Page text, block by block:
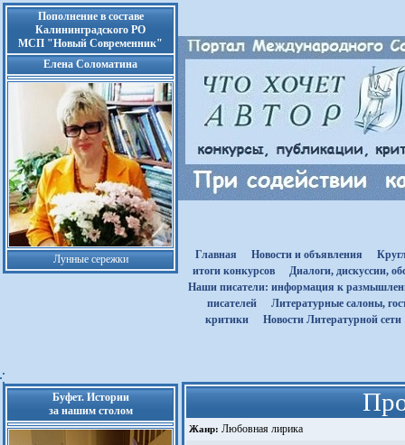
Пополнение в составе
Калининградского РО
МСП "Новый Современник"
Елена Соломатина
Лунные сережки Главная Новости и объявления
итоги конкурсов
Диалоги, дискуссии,
Наши писатели: информация к
писателей
Литературные салоны,
критики
Новости Литературной сети
Буфет. Истории
за нашим столом
Жанр: Любовная лирика